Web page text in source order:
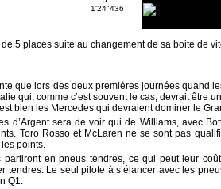
1'24"436
5 places suite au changement de sa boite de
que lors des deux premières journées quand
qui, comme c’est souvent le cas, devrait
bien les Mercedes qui devraient dominer le
d’Argent sera de voir qui de Williams, avec
Toro Rosso et McLaren ne se sont pas
les points.
partiront en pneus tendres, ce qui peut leur
tendres. Le seul pilote à s’élancer avec les
Q1.